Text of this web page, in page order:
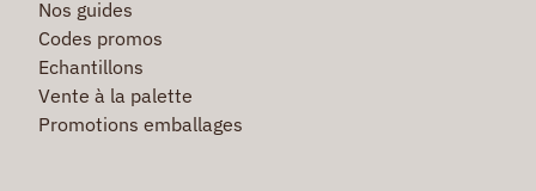
Nos guides
Codes promos
Echantillons
Vente à la palette
Promotions emballages